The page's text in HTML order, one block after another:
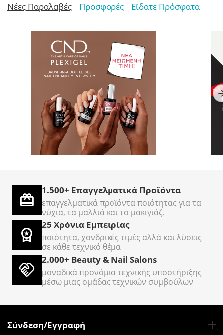
Νέες Παραλαβές Προσφορές Εϊδατε Πρόσφατα
TOP Nails
Επαγγελματικός Κόφτης
Τεμαχίων
5000
AcryLiquid+ Sculpting
3786ml - Υγρό
€50000
1.500+ Επαγγελματικά Προϊόντα
επαγγελματικά προϊόντα ποιότητας για τα
νύχια, τα μαλλιά και το μακιγιάζ.
25 Χρόνια Εμπειρίας
ποιότητα, χονδρικές τιμές αλλά και λύσεις
σε κάθε τεχνικό θέμα
2.000+ Beauty & Nail Salons
μοναδικά προνόμια τεχνικής υποστήριξης
μέσω μιας ομάδας τεχνικών συμβούλων
Σύνδεση/Εγγραφή